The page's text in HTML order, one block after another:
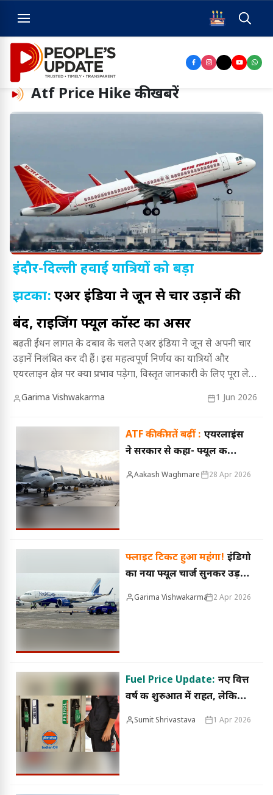
Atf Price Hike की खबरें
इंदौर-दिल्ली हवाई यात्रियों को बड़ा
झटका: एअर इंडिया ने जून से चार उड़ानें की
बंद, राइजिंग फ्यूल कॉस्ट का असर
बढ़ती ईंधन लागत के दबाव के चलते एअर इंडिया ने जून से अपनी चार
उड़ानें निलंबित कर दी हैं। इस महत्वपूर्ण निर्णय का यात्रियों और
एयरलाइन क्षेत्र पर क्या प्रभाव पड़ेगा, विस्तृत जानकारी के लिए पूरा लेख
Garima Vishwakarma 1 Jun 2026
ATF की कीमतें बढ़ीं : एयरलाइंस
ने सरकार से कहा- फ्यूल की
कीमतों में तुरंत दखल दें
Aakash Waghmare 28 Apr 2026
फ्लाइट टिकट हुआ महंगा! इंडिगो
का नया फ्यूल चार्ज सुनकर उड़
जाएंगे होश
Garima Vishwakarma 2 Apr 2026
Fuel Price Update: नए वित्त
वर्ष की शुरुआत में राहत, लेकिन
प्रीमियम पेट्रोल-डीजल हुआ
Sumit Shrivastava 1 Apr 2026